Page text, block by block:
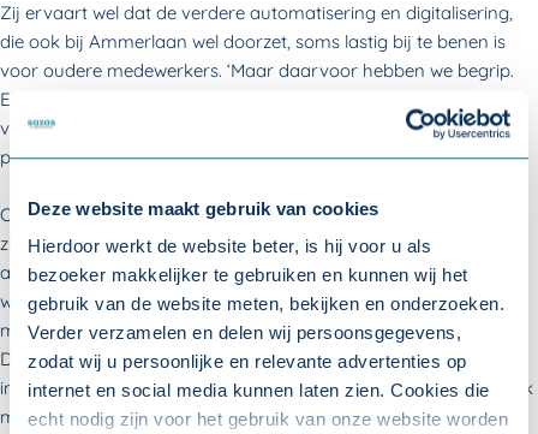
Deze website maakt gebruik van cookies
Hierdoor werkt de website beter, is hij voor u als
bezoeker makkelijker te gebruiken en kunnen wij het
gebruik van de website meten, bekijken en onderzoeken.
Verder verzamelen en delen wij persoonsgegevens,
zodat wij u persoonlijke en relevante advertenties op
internet en social media kunnen laten zien. Cookies die
echt nodig zijn voor het gebruik van onze website worden
Zij ervaart wel dat de verdere automatisering en digitalisering,
die ook bij Ammerlaan wel doorzet, soms lastig bij te benen is
voor oudere medewerkers. ‘Maar daarvoor hebben we begrip.
En we nemen uitgebreid de tijd om dingen uit te leggen, stap
voor stap. Ook op die manier houden we onze oudere
personeelsleden maximaal inzetbaar.’
Om in de toekomst - als de oudere medewerkers met pensioen
zijn - nog steeds voldoende personeel te hebben, is Kayleigh nu
al actief bezig met het werven van jongere medewerkers. Dat is
wat minder makkelijk, geeft ze toe. ‘De jeugd heeft een andere
manier van omgaan met werk, zet niet meer alles opzij hiervoor.
Door hen veel vrijheid te geven en ruimte te bieden voor eigen
initiatief proberen we het werk op ons bedrijf wel zo aantrekkelijk
mogelijk te maken voor hen. Maar vanwege de veranderde